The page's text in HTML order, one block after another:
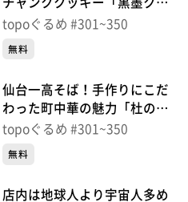
チャンククッキー「黒墨クッ
キークラブ」（青葉区霊屋
topoぐるめ #301~350
無料
仙台一高そば！手作りにこだ
わった町中華の魅力「杜の中
華屋 楽食」（若林区元茶
topoぐるめ #301~350
無料
店内は地球人より宇宙人多め